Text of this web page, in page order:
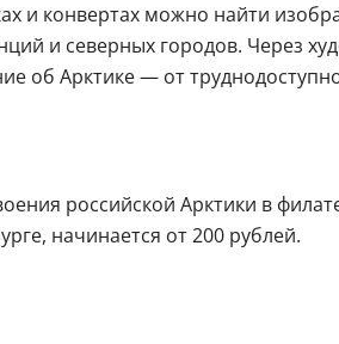
и конвертах можно найти
и северных городов. Через
об Арктике — от
российской Арктики в
начинается от 200 рублей.